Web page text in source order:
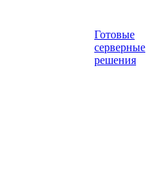
Готовые
серверные
решения